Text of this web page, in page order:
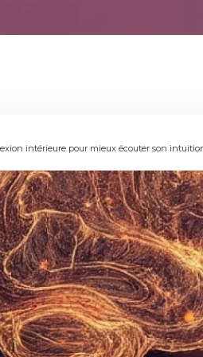
intérieure pour mieux écouter son